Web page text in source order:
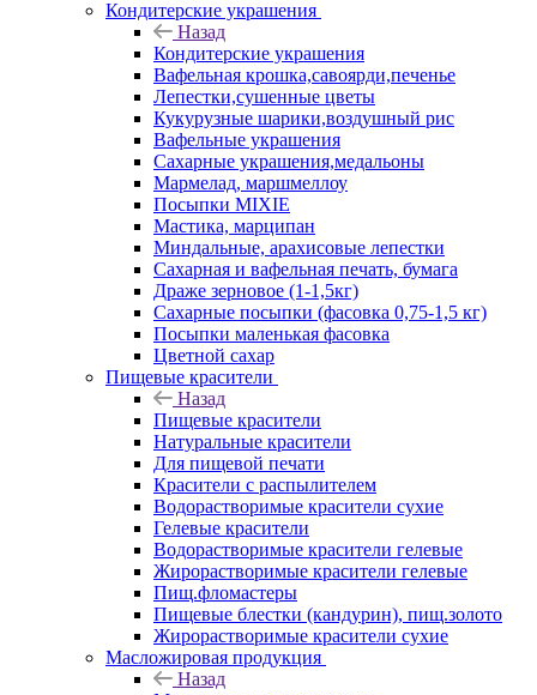
Кондитерские украшения
Назад
Кондитерские украшения
Вафельная крошка,савоярди,печенье
Лепестки,сушенные цветы
Кукурузные шарики,воздушный рис
Вафельные украшения
Сахарные украшения,медальоны
Мармелад, маршмеллоу
Посыпки MIXIE
Мастика, марципан
Миндальные, арахисовые лепестки
Сахарная и вафельная печать, бумага
Драже зерновое (1-1,5кг)
Сахарные посыпки (фасовка 0,75-1,5 кг)
Посыпки маленькая фасовка
Цветной сахар
Пищевые красители
Назад
Пищевые красители
Натуральные красители
Для пищевой печати
Красители с распылителем
Водорастворимые красители сухие
Гелевые красители
Водорастворимые красители гелевые
Жирорастворимые красители гелевые
Пищ.фломастеры
Пищевые блестки (кандурин), пищ.золото
Жирорастворимые красители сухие
Масложировая продукция
Назад